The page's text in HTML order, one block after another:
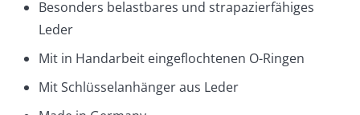
Besonders belastbares und strapazierfähiges
Leder
Mit in Handarbeit eingeflochtenen O-Ringen
Mit Schlüsselanhänger aus Leder